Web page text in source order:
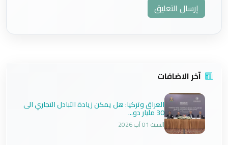
إرسال التعليق
آخر الاضافات
العراق وتركيا: هل يمكن زيادة التبادل التجاري الى
30 مليار دو...
السبت 01 آب 2026